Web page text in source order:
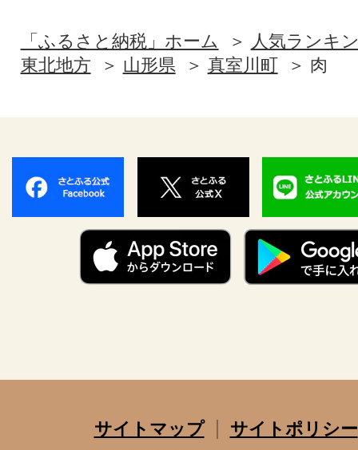
「ふるさと納税」ホーム
人気ランキ
東北地方
山形県 真室川町 肉
サイトマップ
サイトポリシー